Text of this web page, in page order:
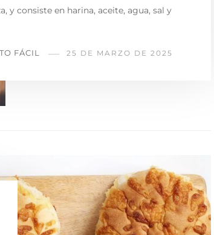
y consiste en harina, aceite, agua, sal y
FÁCIL 25 DE MARZO DE 2025